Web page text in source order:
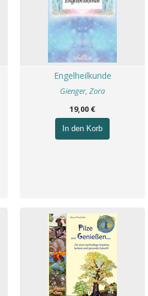
Engelheilkunde
Gienger, Zora
19,00 €
In den Korb